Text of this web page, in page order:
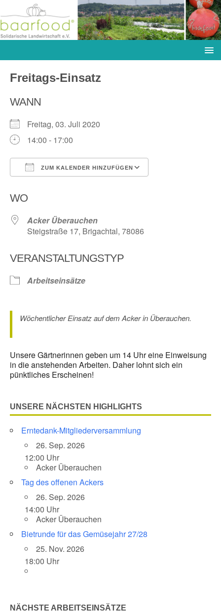
Freitags-Einsatz
WANN
Freitag, 03. Juli 2020
14:00 - 17:00
ZUM KALENDER HINZUFÜGEN
WO
Acker Überauchen
Steigstraße 17, Brigachtal, 78086
VERANSTALTUNGSTYP
Arbeitseinsätze
Wöchentlicher Einsatz auf dem Acker in Überauchen.
Unsere Gärtnerinnen geben um 14 Uhr eine Einweisung
in die anstehenden Arbeiten. Daher lohnt sich ein
pünktliches Erscheinen!
UNSERE NÄCHSTEN HIGHLIGHTS
Erntedank-Mitgliederversammlung
26. Sep. 2026
12:00 Uhr
Acker Überauchen
Tag des offenen Ackers
26. Sep. 2026
14:00 Uhr
Acker Überauchen
Bietrunde für das Gemüsejahr 27/28
25. Nov. 2026
18:00 Uhr
NÄCHSTE ARBEITSEINSÄTZE